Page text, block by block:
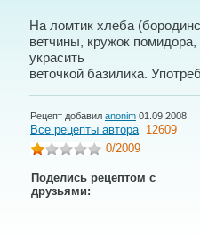
На ломтик хлеба
ветчины, кружок
украсить
веточкой базилика.
Рецепт добавил anonim 01.09.2008
Все рецепты автора 12609
0/2009
Поделись рецептом с
друзьями: